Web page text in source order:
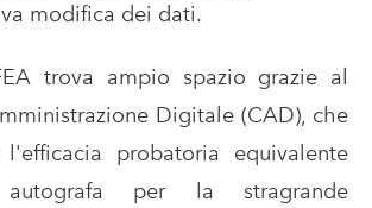
modifica dei dati.
trova ampio spazio grazie al
Digitale (CAD), che
probatoria equivalente
per la stragrande